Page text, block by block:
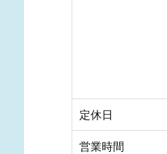
定休日
営業時間